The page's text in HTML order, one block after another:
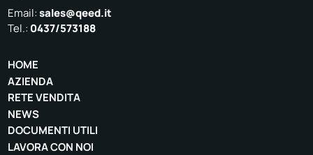
Email:sales@qeed.it
Tel.: 0437/573188
HOME
AZIENDA
RETE VENDITA
NEWS
DOCUMENTI UTILI
LAVORA CON NOI